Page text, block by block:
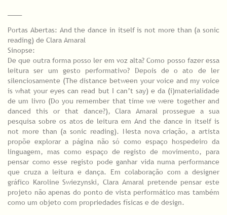
Portas Abertas: And the dance in itself is not more than (a sonic
reading) de Clara Amaral
Sinopse:
De que outra forma posso ler em voz alta? Como posso fazer essa
leitura ser um gesto performativo? Depois de o ato de ler
silenciosamente (The distance between your voice and my voice
is what your eyes can read but I can’t say) e da (i)materialidade
de um livro (Do you remember that time we were together and
danced this or that dance?), Clara Amaral prossegue a sua
pesquisa sobre os atos de leitura em And the dance in itself is
not more than (a sonic reading). Nesta nova criação, a artista
propõe explorar a página não só como espaço hospedeiro da
linguagem, mas como espaço de registo de movimento, para
pensar como esse registo pode ganhar vida numa performance
que cruza a leitura e dança. Em colaboração com a designer
gráfico Karoline Swiezynski, Clara Amaral pretende pensar este
projeto não apenas do ponto de vista performático mas também
como um objeto com propriedades físicas e de design.